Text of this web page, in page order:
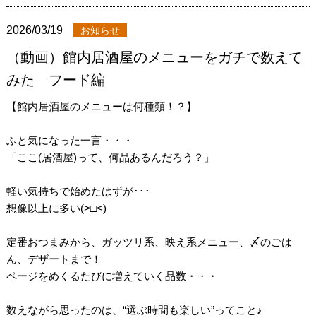
2026/03/19 お知らせ
（動画）館内居酒屋のメニューをガチで数えて
みた フード編
【館内居酒屋のメニューは何種類！？】
ふと気になった一言・・・
「ここ(居酒屋)って、何品あるんだろう？」
軽い気持ちで始めたはずが･･･
想像以上に多い(>□<)
定番おつまみから、ガッツリ系、映え系メニュー、〆のごは
ん、デザートまで！
ページをめくるたびに増えていく品数・・・
数えながら思ったのは、“選ぶ時間も楽しい”ってこと♪